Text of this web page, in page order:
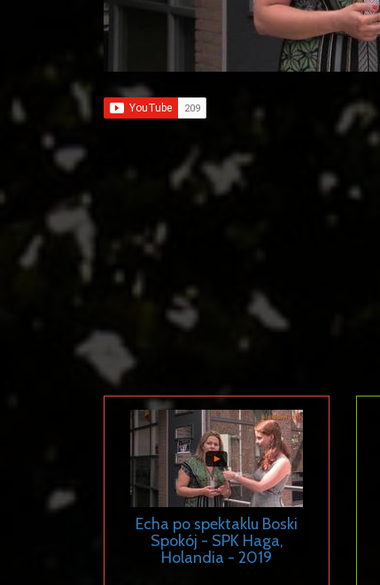
Echa po spektaklu Boski
Spokój - SPK Haga,
Holandia - 2019